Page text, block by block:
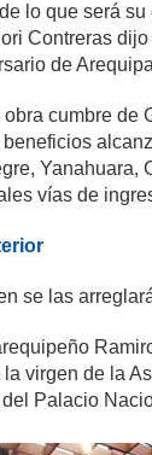
lo que será
Contreras
de
cumbre de
Yanahuara,
vías de
se las
virgen de la
Palacio